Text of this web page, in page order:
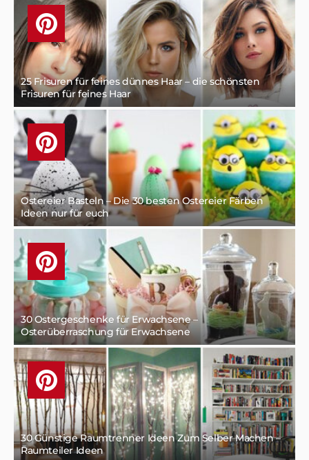
25 Frisuren für feines dünnes Haar – die schönsten
Frisuren für feines Haar
Ostereier Basteln – Die 30 besten Ostereier Färben
Ideen nur für euch
30 Ostergeschenke für Erwachsene –
Osterüberraschung für Erwachsene
30 Günstige Raumtrenner Ideen Zum Selber Machen –
Raumteiler Ideen